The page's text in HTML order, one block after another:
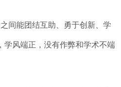
间能团结互助、勇于创新、学
学风端正，没有作弊和学术不端